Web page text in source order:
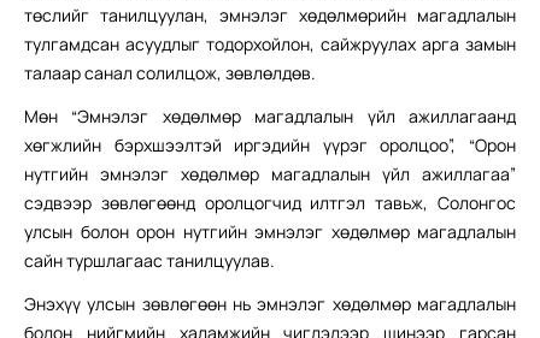
төслийг танилцуулан, эмнэлэг хөдөлмөрийн магадлалын
тулгамдсан асуудлыг тодорхойлон, сайжруулах арга замын
талаар санал солилцож, зөвлөлдөв.
Мөн “Эмнэлэг хөдөлмөр магадлалын үйл ажиллагаанд
хөгжлийн бэрхшээлтэй иргэдийн үүрэг оролцоо”, “Орон
нутгийн эмнэлэг хөдөлмөр магадлалын үйл ажиллагаа”
сэдвээр зөвлөгөөнд оролцогчид илтгэл тавьж, Солонгос
улсын болон орон нутгийн эмнэлэг хөдөлмөр магадлалын
сайн туршлагаас танилцуулав.
Энэхүү улсын зөвлөгөөн нь эмнэлэг хөдөлмөр магадлалын
болон нийгмийн халамжийн чиглэлээр шинээр гарсан